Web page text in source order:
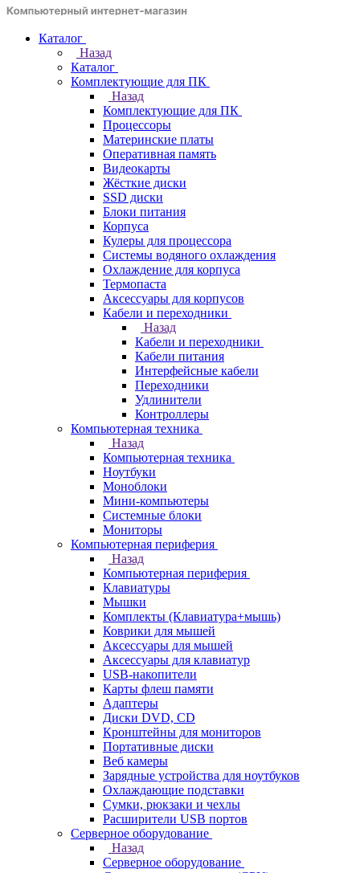
Каталог
Назад
Каталог
Комплектующие для ПК
Назад
Комплектующие для ПК
Процессоры
Материнские платы
Оперативная память
Видеокарты
Жёсткие диски
SSD диски
Блоки питания
Корпуса
Кулеры для процессора
Системы водяного охлаждения
Охлаждение для корпуса
Термопаста
Аксессуары для корпусов
Кабели и переходники
Назад
Кабели и переходники
Кабели питания
Интерфейсные кабели
Переходники
Удлинители
Контроллеры
Компьютерная техника
Назад
Компьютерная техника
Ноутбуки
Моноблоки
Мини-компьютеры
Системные блоки
Мониторы
Компьютерная периферия
Назад
Компьютерная периферия
Клавиатуры
Мышки
Комплекты (Клавиатура+мышь)
Коврики для мышей
Аксессуары для мышей
Аксессуары для клавиатур
USB-накопители
Карты флеш памяти
Адаптеры
Диски DVD, CD
Кронштейны для мониторов
Портативные диски
Веб камеры
Зарядные устройства для ноутбуков
Охлаждающие подставки
Сумки, рюкзаки и чехлы
Расширители USB портов
Серверное оборудование
Назад
Серверное оборудование